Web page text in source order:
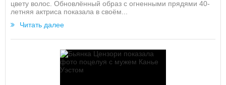
цвету волос. Обновлённый образ с огненными прядями 40-
летняя актриса показала в своём...
Читать далее